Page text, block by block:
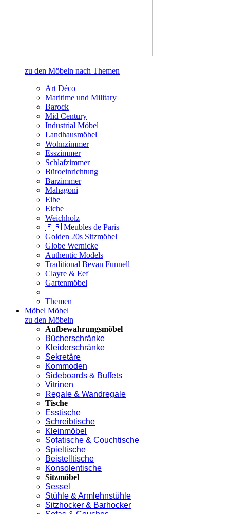
zu den Möbeln nach Themen
Art Déco
Maritime und Military
Barock
Mid Century
Industrial Möbel
Landhausmöbel
Wohnzimmer
Esszimmer
Schlafzimmer
Büroeinrichtung
Barzimmer
Mahagoni
Eibe
Eiche
Weichholz
🇫🇷 Meubles de Paris
Golden 20s Sitzmöbel
Globe Wernicke
Authentic Models
Traditional Bevan Funnell
Clayre & Eef
Gartenmöbel
Themen
Möbel Möbel
zu den Möbeln
Aufbewahrungsmöbel
Bücherschränke
Kleiderschränke
Sekretäre
Kommoden
Sideboards & Buffets
Vitrinen
Regale & Wandregale
Tische
Esstische
Schreibtische
Kleinmöbel
Sofatische & Couchtische
Spieltische
Beistelltische
Konsolentische
Sitzmöbel
Sessel
Stühle & Armlehnstühle
Sitzhocker & Barhocker